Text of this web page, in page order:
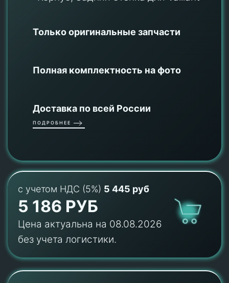
Только оригинальные запчасти
Полная комплектность на фото
Доставка по всей России
ПОДРОБНЕЕ
с учетом НДС (5%) 5 445 руб
5 186 РУБ
Цена актуальна на 08.08.2026
без учета логистики.